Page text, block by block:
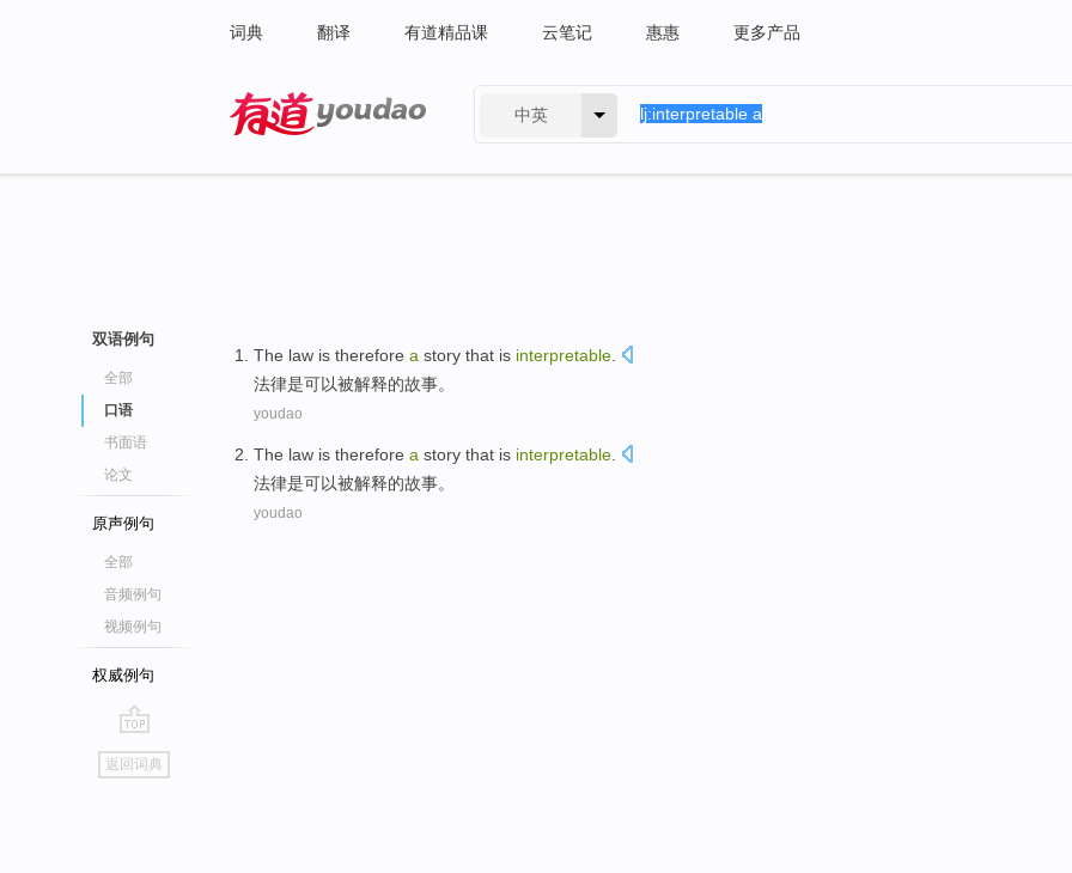
词典 翻译 有道精品课 云笔记 惠惠 更多产品
中英
双语例句
全部
口语
书面语
论文
原声例句
全部
音频例句
视频例句
权威例句
go
top
返回词典
The law is therefore a story that is interpretable
法律是可以被解释的故事。
youdao
The law is therefore a story that is interpretable
法律是可以被解释的故事。
youdao